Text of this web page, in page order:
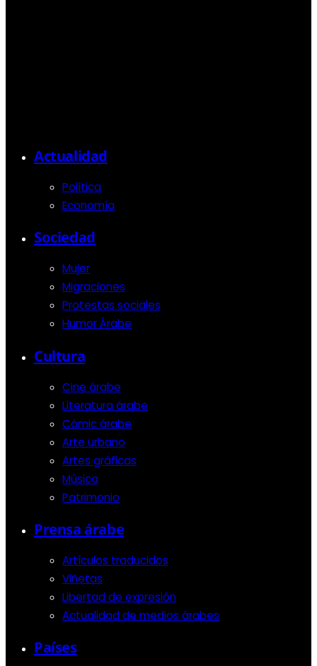
Actualidad
Política
Economía
Sociedad
Mujer
Migraciones
Protestas sociales
Humor Árabe
Cultura
Cine árabe
Literatura árabe
Cómic árabe
Arte urbano
Artes gráficas
Música
Patrimonio
Prensa árabe
Artículos traducidos
Viñetas
Libertad de expresión
Actualidad de medios árabes
Países